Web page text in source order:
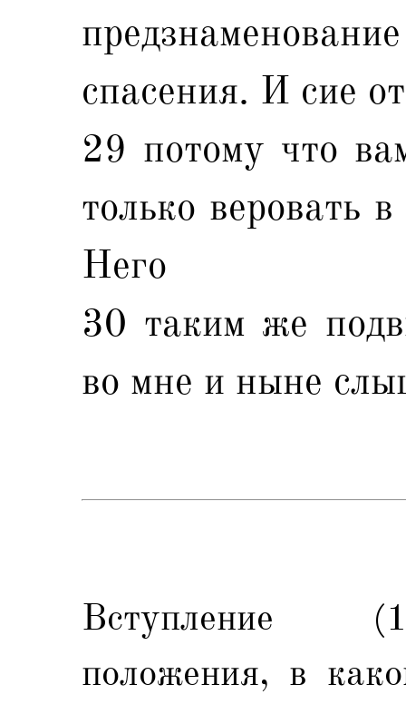
спасения. И сие
29 потому что
только веровать
Него
30 таким же
во мне и ныне
Вступление
положения, в